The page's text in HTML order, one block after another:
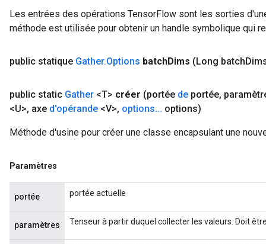
Les entrées des opérations TensorFlow sont les sorties
méthode est utilisée pour obtenir un handle symbolique qui
public statique Gather.Options batchDims (Long batch
public static Gather <T> créer (portée de portée,
<U>, axe d'opérande <V>, options... options)
Méthode d'usine pour créer une classe encapsulant une
Paramètres
portée portée actuelle
paramètres Tenseur à partir duquel collecter les valeurs. Doit